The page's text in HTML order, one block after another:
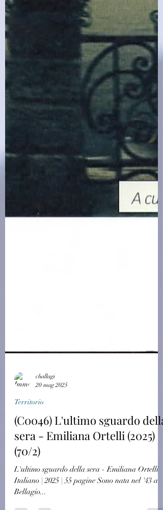
challagi
20 mag 2025
Territorio
(C0046) L'ultimo sguardo della
sera - Emiliana Ortelli (2025)
(70/2)